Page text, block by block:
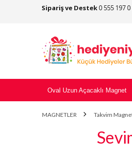
Sipariş ve Destek0 555 197
Oval Uzun Açacaklı Magnet
MAGNETLER Takvim